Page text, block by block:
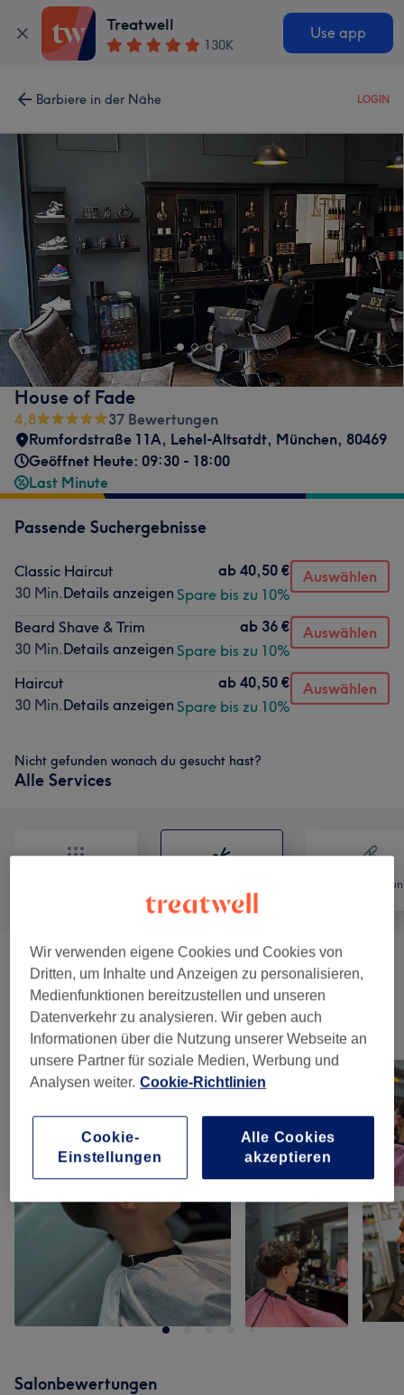
Treatwell
130K
Use app
Barbiere in der Nähe LOGIN
House of Fade
4,8
37 Bewertungen
Rumfordstraße 11A, Lehel-Altsatdt, München, 80469
Geöffnet Heute: 09:30 - 18:00
Last Minute
Passende Suchergebnisse
Classic Haircut
30 Min.Details anzeigen
ab 40,50 €
Spare bis zu 10%
Auswählen
Beard Shave & Trim
30 Min.Details anzeigen
ab 36 €
Spare bis zu 10%
Auswählen
Haircut
30 Min.Details anzeigen
ab 40,50 €
Spare bis zu 10%
Auswählen
Nicht gefunden wonach du gesucht hast?
Alle Services
Herren - Haarschnitte & Stylings ( 8) ab 36 €
Unsere Arbeit
Bild anklicken für weitere Details
Salonbewertungen
Wir verwenden eigene Cookies und Cookies von
Dritten, um Inhalte und Anzeigen zu personalisieren,
Medienfunktionen bereitzustellen und unseren
Datenverkehr zu analysieren. Wir geben auch
Informationen über die Nutzung unserer Webseite an
unsere Partner für soziale Medien, Werbung und
Analysen weiter. Cookie-Richtlinien
Cookie-
Einstellungen
Alle Cookies
akzeptieren